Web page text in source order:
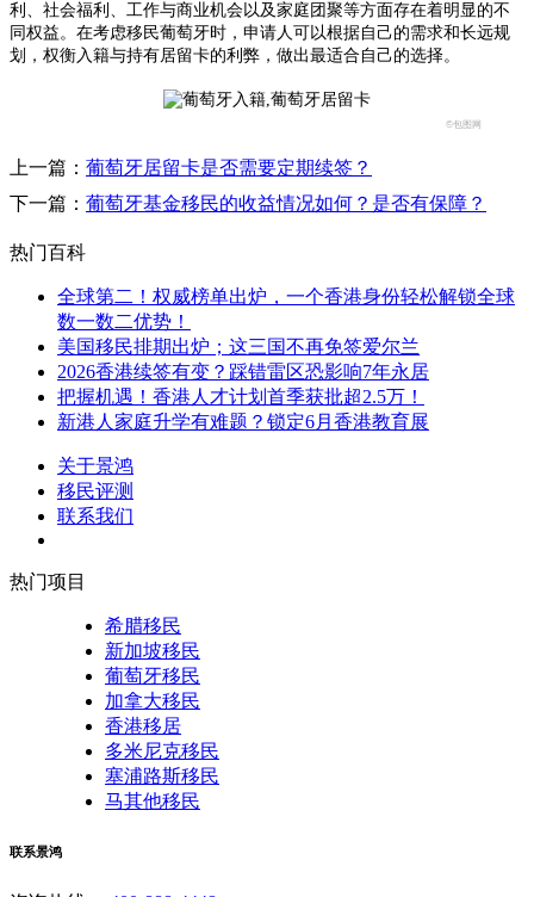
利、社会福利、工作与商业机会以及家庭团聚等方面存在着明显的不
同权益。在考虑移民葡萄牙时，申请人可以根据自己的需求和长远规
划，权衡入籍与持有居留卡的利弊，做出最适合自己的选择。
©包图网
上一篇： 葡萄牙居留卡是否需要定期续签？
下一篇： 葡萄牙基金移民的收益情况如何？是否有保障？
热门百科
全球第二！权威榜单出炉，一个香港身份轻松解锁全球
数一数二优势！
美国移民排期出炉；这三国不再免签爱尔兰
2026香港续签有变？踩错雷区恐影响7年永居
把握机遇！香港人才计划首季获批超2.5万！
新港人家庭升学有难题？锁定6月香港教育展
关于景鸿
移民评测
联系我们
热门项目
希腊移民
新加坡移民
葡萄牙移民
加拿大移民
香港移居
多米尼克移民
塞浦路斯移民
马其他移民
联系景鸿